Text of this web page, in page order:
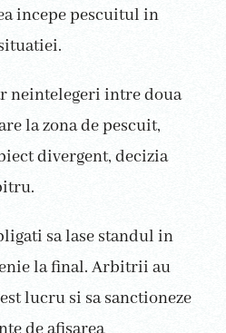
incepe pescuitul in
neintelegeri intre doua
la zona de pescuit,
divergent, decizia
sa lase standul in
la final. Arbitrii au
lucru si sa sanctioneze